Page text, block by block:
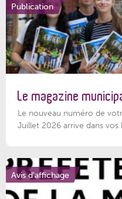
Publication
Le magazine
Le nouveau numéro de
Juillet 2026 arrive dans vos
Avis d'affichage